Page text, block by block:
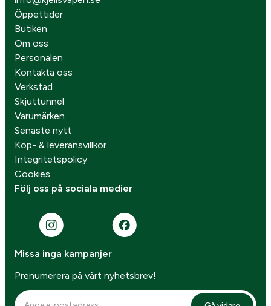
Öppettider
Butiken
Om oss
Personalen
Kontakta oss
Verkstad
Skjuttunnel
Varumärken
Senaste nytt
Köp- & leveransvillkor
Integritetspolicy
Cookies
Följ oss på sociala medier
Missa inga kampanjer
Prenumerera på vårt nyhetsbrev!